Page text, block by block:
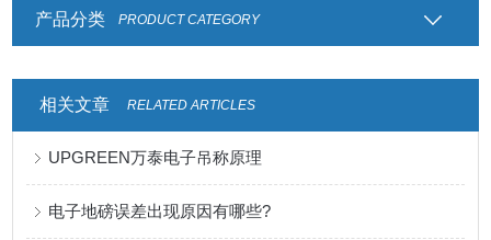
产品分类 PRODUCT CATEGORY
相关文章 RELATED ARTICLES
UPGREEN万泰电子吊称原理
电子地磅误差出现原因有哪些?